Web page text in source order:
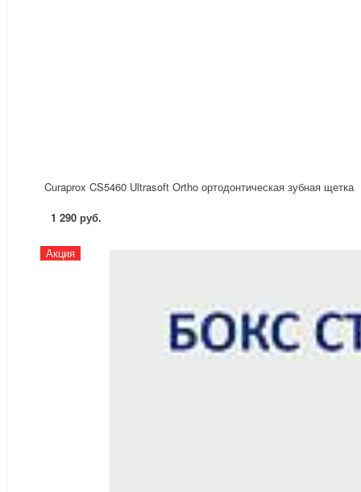
Curaprox CS5460 Ultrasoft Ortho ортодонтическая зубная щетка
1 290 руб.
Акция